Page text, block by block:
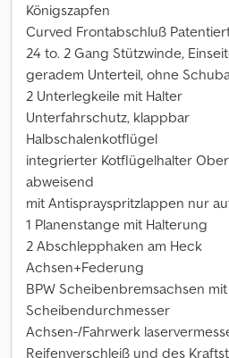
Königszapfen
Curved Frontabschluß
24 to. 2 Gang Stützwinde,
geradem Unterteil, ohne
2 Unterlegkeile mit Halter
Unterfahrschutz, klappbar
Halbschalenkotflügel
integrierter Kotflügelhalter
abweisend
mit Antisprayspritzlappen nur
1 Planenstange mit Halterung
2 Abschlepphaken am Heck
Achsen+Federung
BPW Scheibenbremsachsen
Scheibendurchmesser
Achsen-/Fahrwerk
Reifenverschleiß und des